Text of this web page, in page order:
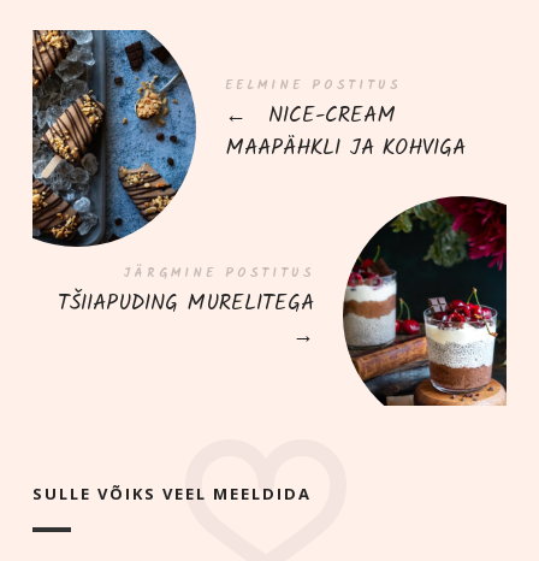
EELMINE POSTITUS
←
NICE-CREAM
MAAPÄHKLI JA KOHVIGA
JÄRGMINE POSTITUS
TŠIIAPUDING MURELITEGA
→
SULLE VÕIKS VEEL MEELDIDA